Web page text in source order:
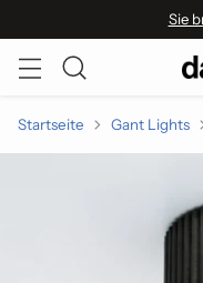
Sie
Startseite Gant Lights